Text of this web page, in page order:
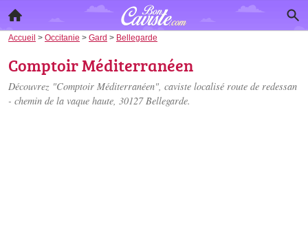
Accueil > Occitanie > Gard > Bellegarde
Comptoir Méditerranéen
Découvrez "Comptoir Méditerranéen", caviste localisé route de redessan
- chemin de la vaque haute, 30127 Bellegarde.